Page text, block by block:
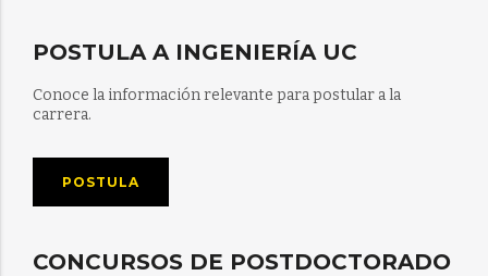
POSTULA A INGENIERÍA UC
Conoce la información relevante para postular a la
carrera.
POSTULA
CONCURSOS DE POSTDOCTORADO